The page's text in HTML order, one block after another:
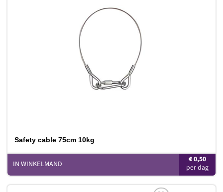
Safety cable 75cm 10kg
€0,50
IN WINKELMAND